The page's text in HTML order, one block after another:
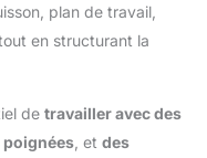
plan de travail,
en structurant la
de travailler avec des
poignées , et des